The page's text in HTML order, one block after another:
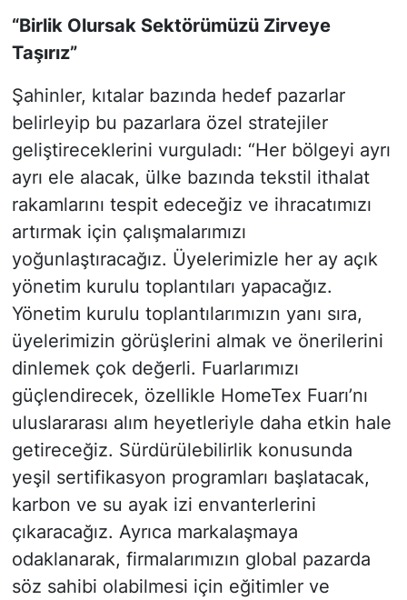
“Birlik Olursak Sektörümüzü Zirveye
Taşırız”
Şahinler, kıtalar bazında hedef pazarlar
belirleyip bu pazarlara özel stratejiler
geliştireceklerini vurguladı: “Her bölgeyi ayrı
ayrı ele alacak, ülke bazında tekstil ithalat
rakamlarını tespit edeceğiz ve ihracatımızı
artırmak için çalışmalarımızı
yoğunlaştıracağız. Üyelerimizle her ay açık
yönetim kurulu toplantıları yapacağız.
Yönetim kurulu toplantılarımızın yanı sıra,
üyelerimizin görüşlerini almak ve önerilerini
dinlemek çok değerli. Fuarlarımızı
güçlendirecek, özellikle HomeTex Fuarı’nı
uluslararası alım heyetleriyle daha etkin hale
getireceğiz. Sürdürülebilirlik konusunda
yeşil sertifikasyon programları başlatacak,
karbon ve su ayak izi envanterlerini
çıkaracağız. Ayrıca markalaşmaya
odaklanarak, firmalarımızın global pazarda
söz sahibi olabilmesi için eğitimler ve